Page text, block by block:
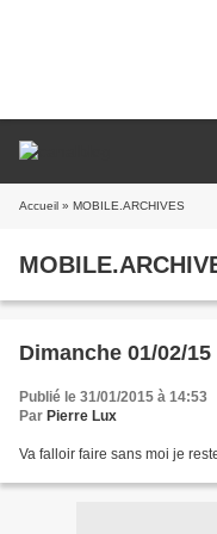
Accueil » MOBILE.ARCHIVES
Dimanche 01/02/15
Publié le 31/01/2015 à 14:53
Par Pierre Lux
Va falloir faire sans moi je